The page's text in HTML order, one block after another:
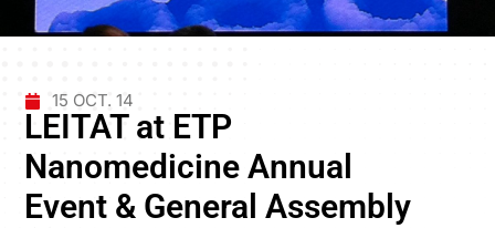
15 OCT. 14
LEITAT at ETP
Nanomedicine Annual
Event & General Assembly